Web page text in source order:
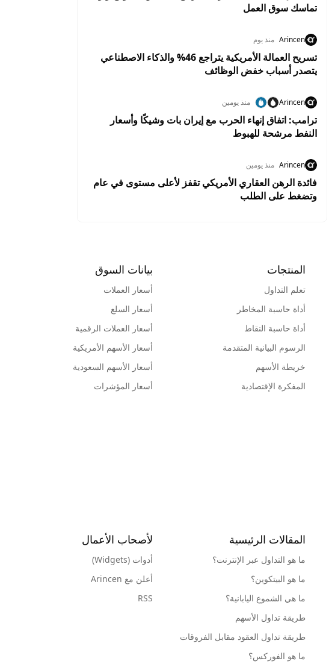
تماسك سوق العمل
Arincen منذ يوم
تسريح العمالة الأمريكية يتراجع 46% والذكاء الاصطناعي
يتصدر أسباب خفض الوظائف
Arincen منذ يومين
ترامب: اتفاق إنهاء الحرب مع إيران بات وشيكًا وأسعار
النفط مرشحة للهبوط
Arincen منذ يومين
فائدة الرهن العقاري الأمريكي تقفز لأعلى مستوى في عام
وتضغط على الطلب
المنتجات
تعلم التداول
أداة حاسبة المخاطر
أداة حاسبة النقاط
الرسوم البيانية المتقدمة
خريطة الأسهم
المفكرة الإقتصادية
بيانات السوق
أسعار العملات
أسعار السلع
أسعار العملات الرقمية
أسعار الأسهم الأمريكية
أسعار الأسهم السعودية
أسعار المؤشرات
المقالات الرئيسية
ما هو التداول عبر الإنترنت؟
ما هو البيتكوين؟
ما هي الشموع اليابانية؟
طريقة تداول الأسهم
طريقة تداول العقود مقابل الفروقات
ما هو الفوركس؟
لأصحاب الأعمال
أدوات (Widgets)
أعلن مع Arincen
RSS